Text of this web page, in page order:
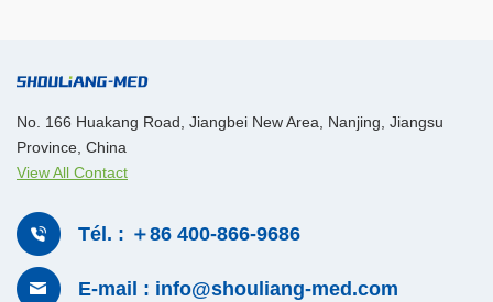
No. 166 Huakang Road, Jiangbei New Area, Nanjing, Jiangsu
Province, China
View All Contact
Tél. : ＋86 400-866-9686
E-mail : info@shouliang-med.com